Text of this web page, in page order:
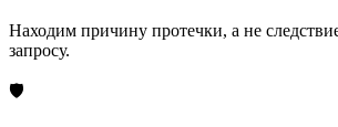
Находим причину протечки, а не
запросу.
🛡️